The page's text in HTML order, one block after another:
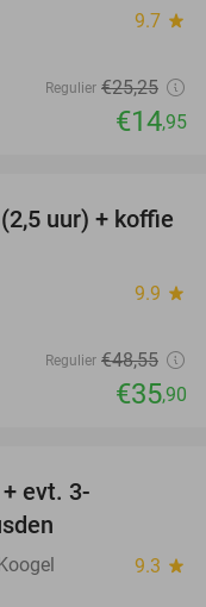
9.7 star
Regulier €25,25
€14,95
26%
uur) + koffie
9.9 star
Regulier €48,55
€35,90
evt. 3-
9.3 star